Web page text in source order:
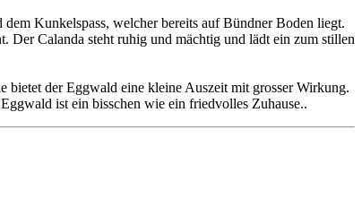
Kunkelspass, welcher bereits auf Bündner Boden liegt.
Der Calanda steht ruhig und mächtig und lädt ein zum stillen
bietet der Eggwald eine kleine Auszeit mit grosser Wirkung.
ist ein bisschen wie ein friedvolles Zuhause..